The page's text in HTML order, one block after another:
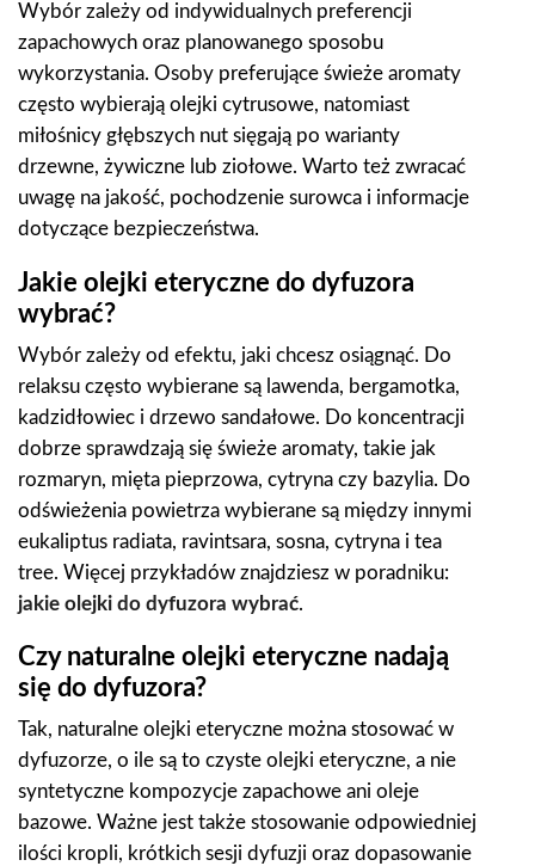
Wybór zależy od indywidualnych preferencji
zapachowych oraz planowanego sposobu
wykorzystania. Osoby preferujące świeże aromaty
często wybierają olejki cytrusowe, natomiast
miłośnicy głębszych nut sięgają po warianty
drzewne, żywiczne lub ziołowe. Warto też zwracać
uwagę na jakość, pochodzenie surowca i informacje
dotyczące bezpieczeństwa.
Jakie olejki eteryczne do dyfuzora
wybrać?
Wybór zależy od efektu, jaki chcesz osiągnąć. Do
relaksu często wybierane są lawenda, bergamotka,
kadzidłowiec i drzewo sandałowe. Do koncentracji
dobrze sprawdzają się świeże aromaty, takie jak
rozmaryn, mięta pieprzowa, cytryna czy bazylia. Do
odświeżenia powietrza wybierane są między innymi
eukaliptus radiata, ravintsara, sosna, cytryna i tea
tree. Więcej przykładów znajdziesz w poradniku:
jakie olejki do dyfuzora wybrać.
Czy naturalne olejki eteryczne nadają
się do dyfuzora?
Tak, naturalne olejki eteryczne można stosować w
dyfuzorze, o ile są to czyste olejki eteryczne, a nie
syntetyczne kompozycje zapachowe ani oleje
bazowe. Ważne jest także stosowanie odpowiedniej
ilości kropli, krótkich sesji dyfuzji oraz dopasowanie